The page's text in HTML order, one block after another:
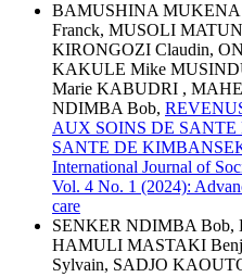
BAMUSHINA MUKENA
Franck, MUSOLI
KIRONGOZI Claudin,
KAKULE Mike
Marie KABUDRI ,
NDIMBA Bob,
AUX SOINS DE
SANTE DE
International Journal of
Vol. 4 No. 1 (2024):
care
SENKER NDIMBA Bob,
HAMULI MASTAKI
Sylvain, SADJO